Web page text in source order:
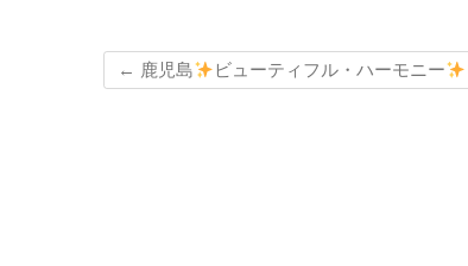
← 鹿児島 ビューティフル・ハーモニー